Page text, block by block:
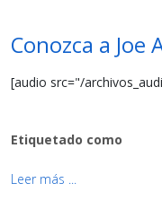
Conozca a Joe
[audio src="/
Etiquetado como
Leer más ...